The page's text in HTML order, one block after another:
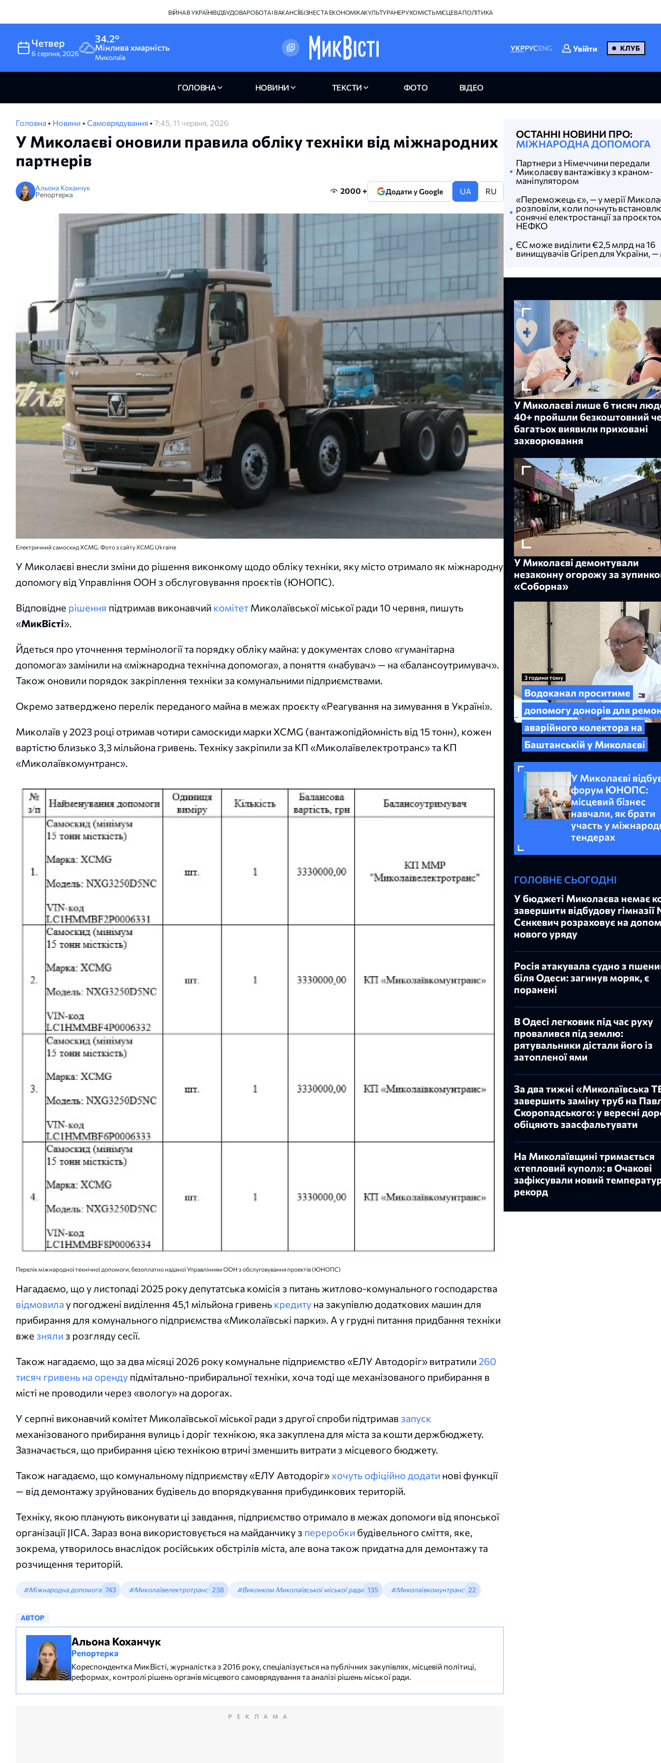
ВІЙНА В УКРАЇНІВІДБУДОВАРОБОТА І ВАКАНСІЇБІЗНЕС ТА ЕКОНОМІКАКУЛЬТУРАНЕРУХОМІСТЬМІСЦЕВА ПОЛІТИКА
Четвер
6 серпня,2026
34.2°
Мінлива хмарність
Миколаїв
УКРРУСENG Увійти КЛУБ
ГОЛОВНА НОВИНИ ТЕКСТИ ФОТО ВІДЕО
Головна • Новини • Самоврядування • 7:45, 11 червня, 2026
У Миколаєві оновили правила обліку техніки від міжнародних
партнерів
Альона Коханчук
Репортерка
2000 + Додати у Google UA RU
Електричний самоскид XCMG. Фото з сайту XCMG Ukraine
У Миколаєві внесли зміни до рішення виконкому щодо обліку техніки, яку місто отримало як міжнародну
допомогу від Управління ООН з обслуговування проєктів (ЮНОПС).
Відповідне рішення підтримав виконавчий комітет Миколаївської міської ради 10 червня, пишуть
«МикВісті».
Йдеться про уточнення термінології та порядку обліку майна: у документах слово «гуманітарна
допомога» замінили на «міжнародна технічна допомога», а поняття «набувач» — на «балансоутримувач».
Також оновили порядок закріплення техніки за комунальними підприємствами.
Окремо затверджено перелік переданого майна в межах проєкту «Реагування на зимування в Україні».
Миколаїв у 2023 році отримав чотири самоскиди марки XCMG (вантажопідйомність від 15 тонн), кожен
вартістю близько 3,3 мільйона гривень. Техніку закріпили за КП «Миколаївелектротранс» та КП
«Миколаївкомунтранс».
Перелік міжнародної технічної допомоги, безоплатно наданої Управлінням ООН з обслуговування проектів (ЮНОПС)
Нагадаємо, що у листопаді 2025 року депутатська комісія з питань житлово-комунального господарства
відмовила у погоджені виділення 45,1 мільйона гривень кредиту на закупівлю додаткових машин для
прибирання для комунального підприємства «Миколаївські парки». А у грудні питання придбання техніки
вже зняли з розгляду сесії.
Також нагадаємо, що за два місяці 2026 року комунальне підприємство «ЕЛУ Автодоріг» витратили 260
тисяч гривень на оренду підмітально-прибиральної техніки, хоча тоді ще механізованого прибирання в
місті не проводили через «вологу» на дорогах.
У серпні виконавчий комітет Миколаївської міської ради з другої спроби підтримав запуск
механізованого прибирання вулиць і доріг технікою, яка закуплена для міста за кошти держбюджету.
Зазначається, що прибирання цією технікою втричі зменшить витрати з місцевого бюджету.
Також нагадаємо, що комунальному підприємству «ЕЛУ Автодоріг» хочуть офіційно додати нові функції
— від демонтажу зруйнованих будівель до впорядкування прибудинкових територій.
Техніку, якою планують виконувати ці завдання, підприємство отримало в межах допомоги від японської
організації JICA. Зараз вона використовується на майданчику з переробки будівельного сміття, яке,
зокрема, утворилось внаслідок російських обстрілів міста, але вона також придатна для демонтажу та
розчищення територій.
#Міжнародна допомога 743 #Миколаївелектротранс 238 #Виконком Миколаївської міської ради 135 #Миколаївкомунтранс 22
АВТОР
Альона Коханчук
Репортерка
Кореспондентка МикВісті, журналістка з 2016 року, спеціалізується на публічних закупівлях, місцевій політиці,
реформах, контролі рішень органів місцевого самоврядування та аналізі рішень міської ради.
РЕКЛАМА
ОСТАННІ НОВИНИ ПРО:
МІЖНАРОДНА ДОПОМОГА
Партнери з Німеччини передали
Миколаєву вантажівку з краном-
маніпулятором
«Переможець є», — у мерії
розповіли, коли почнуть
сонячні електростанції за
НЕФКО
ЄС може виділити €2,5 млрд на 16
винищувачів Gripen для України, —
У Миколаєві лише 6 тисяч
40+ пройшли безкоштовний
багатьох виявили приховані
захворювання
У Миколаєві демонтували
незаконну огорожу за
«Соборна»
3 години тому
Водоканал проситиме
допомогу донорів для
аварійного колектора на
Баштанській у Миколаєві
У Миколаєві
форум ЮНОПС:
місцевий бізнес
навчали, як брати
участь у
тендерах
ГОЛОВНЕ СЬОГОДНІ
У бюджеті Миколаєва немає
завершити відбудову
Сєнкевич розраховує на
нового уряду
Росія атакувала судно з
біля Одеси: загинув моряк, є
поранені
В Одесі легковик під час руху
провалився під землю:
рятувальники дістали його із
затопленої ями
За два тижні «Миколаївська
завершить заміну труб на
Скоропадського: у вересні
обіцяють заасфальтувати
На Миколаївщині тримається
«тепловий купол»: в Очакові
зафіксували новий
рекорд